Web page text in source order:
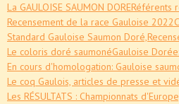
La GAULOISE SAUMON DORERéférents
Recensement de la race Gauloise 2022
Standard Gauloise Saumon Doré,
Le coloris doré saumonéGauloise
En cours d'homologation: Gauloise
Le coq Gaulois, articles de presse et
Les RÉSULTATS : Championnats